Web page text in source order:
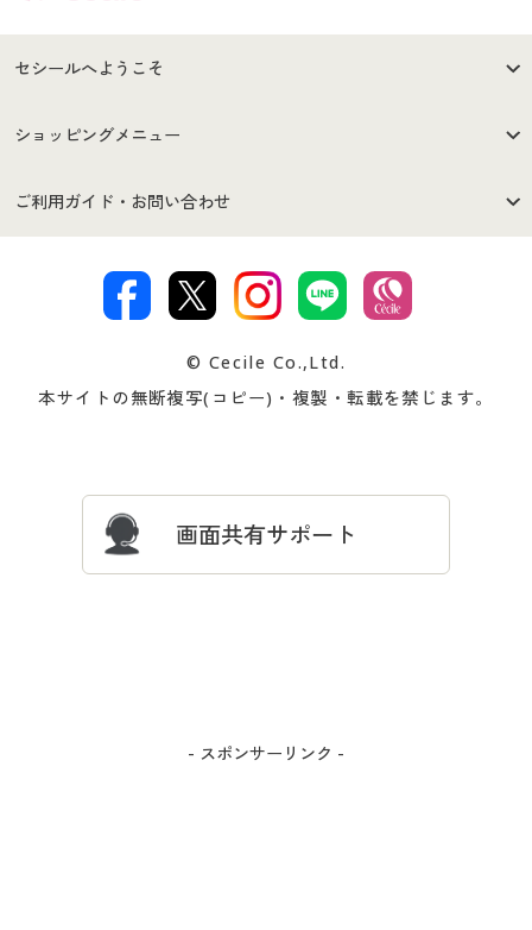
セシールへようこそ
はじめての方へ
セシールご利用規約
著作権・商標について 会社案内
ショッピングメニュー
商品カテゴリ
プレゼント＆キャンペーン サイトマップ
ご利用ガイド・お問い合わせ
交換・返品は お支払は
ついて
忘れの場合
© Cecile Co.,Ltd.
本サイトの無断複写(コピー)・複製・転載を禁じます。
画面共有サポート
- スポンサーリンク -